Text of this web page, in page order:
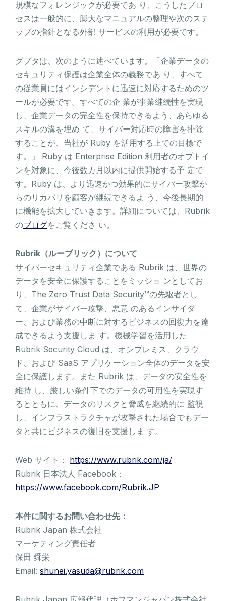
規模なフォレンジックが必要であ り、こうしたプロ
セスは一般的に、膨大なマニュアルの整理や次のステ
ップの指針となる外部 サービスの利用が必要です。
グプタは、次のように述べています。「企業データの
セキュリティ保護は企業全体の義務であ り、すべて
の従業員にはインシデントに迅速に対応するためのツ
ールが必要です。すべての企 業が事業継続性を実現
し、企業データの完全性を保持できるよう、あらゆる
スキルの溝を埋め て、サイバー対応時の障害を排除
することが、当社が Ruby を活用する上での目標で
す。」 Ruby は Enterprise Edition 利用者のオプトイ
ンを対象に、今後数カ月以内に提供開始する予 定で
す。Ruby は、より迅速かつ効果的にサイバー攻撃か
らのリカバリを顧客が継続できるよ う、今後長期的
に機能を拡大していきます。詳細については、Rubrik
のブログをご覧くださ い。
Rubrik（ルーブリック）について
サイバーセキュリティ企業である Rubrik は、世界の
データを安全に保護することをミッショ ンとしてお
り、The Zero Trust Data Security™の先駆者とし
て、企業がサイバー攻撃、悪意 のあるインサイダ
ー、および業務の中断に対するビジネスの回復力を達
成できるよう支援しま す。機械学習を活用した
Rubrik Security Cloud は、オンプレミス、クラウ
ド、および SaaS アプリケーション全体のデータを安
全に保護します。また Rubrik は、データの安全性を
維持 し、厳しい条件下でのデータの可用性を実現す
るとともに、データのリスクと脅威を継続的に 監視
し、インフラストラクチャが攻撃された場合でもデー
タと共にビジネスの復旧を支援しま す。
Web サイト： https://www.rubrik.com/ja/
Rubrik 日本法人 Facebook：
https://www.facebook.com/Rubrik.JP
本件に関するお問い合わせ先：
Rubrik Japan 株式会社
マーケティング責任者
保田 舜栄
Email: shunei.yasuda@rubrik.com